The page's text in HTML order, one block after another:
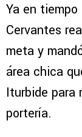
Ya en
Cervantes
meta y
área chica
Iturbide para
portería.